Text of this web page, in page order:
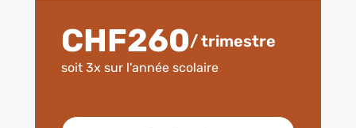
CHF260/ trimestre
soit 3x sur l'année scolaire